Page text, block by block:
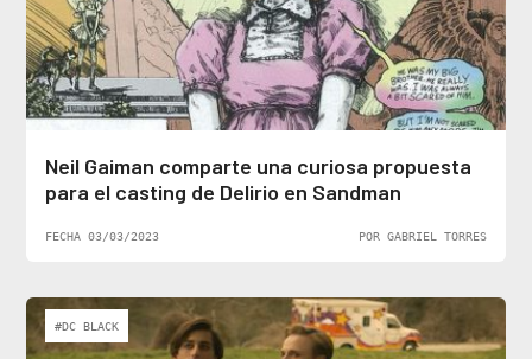
Neil Gaiman comparte una curiosa propuesta
para el casting de Delirio en Sandman
FECHA 03/03/2023 POR GABRIEL TORRES
#DC BLACK